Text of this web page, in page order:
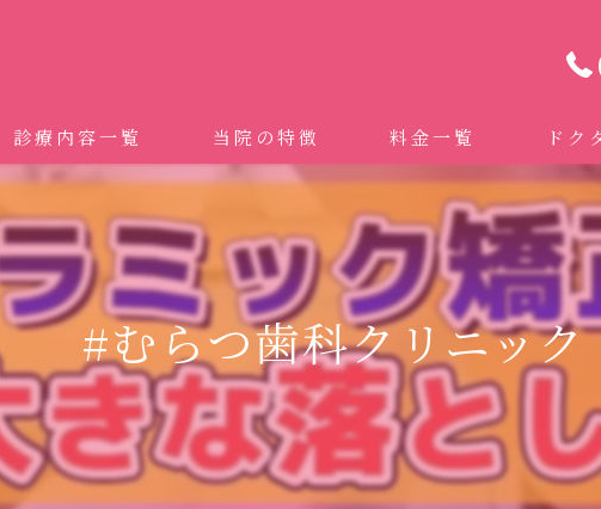
診療内容一覧
噛み合わせ治療 ｜全身への影響｜全国から来院されています。
矯正歯科 (インビザライン、マウスピース矯正）
ホワイトニング
審美歯科・セラミック
インプラント
歯周病治療（再生医療、エムドゲイン）
当院の特徴
マイクロスコープ精密歯科治療
自費専門併設技工所
ドクターむらつのワンライン歯臓ブラシ
グループクリニック
料金一覧 ドク
#むらつ歯科クリニック